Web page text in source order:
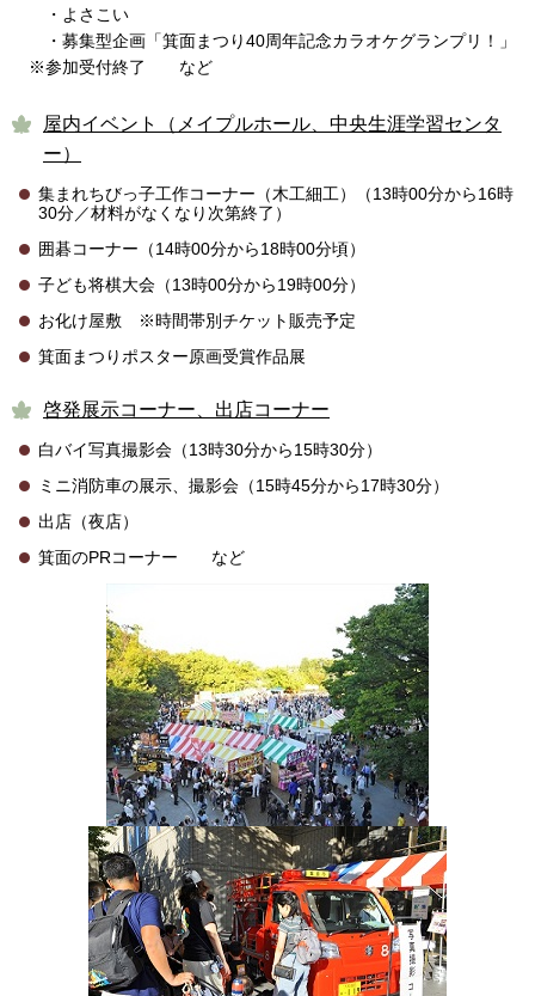
・よさこい
・募集型企画「箕面まつり40周年記念カラオケグランプリ！」
※参加受付終了 など
屋内イベント（メイプルホール、中央生涯学習センタ
ー）
集まれちびっ子工作コーナー（木工細工）（13時00分から16時
30分／材料がなくなり次第終了）
囲碁コーナー（14時00分から18時00分頃）
子ども将棋大会（13時00分から19時00分）
お化け屋敷 ※時間帯別チケット販売予定
箕面まつりポスター原画受賞作品展
啓発展示コーナー、出店コーナー
白バイ写真撮影会（13時30分から15時30分）
ミニ消防車の展示、撮影会（15時45分から17時30分）
出店（夜店）
箕面のPRコーナー など